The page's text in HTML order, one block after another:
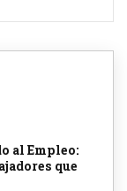
al Empleo:
que